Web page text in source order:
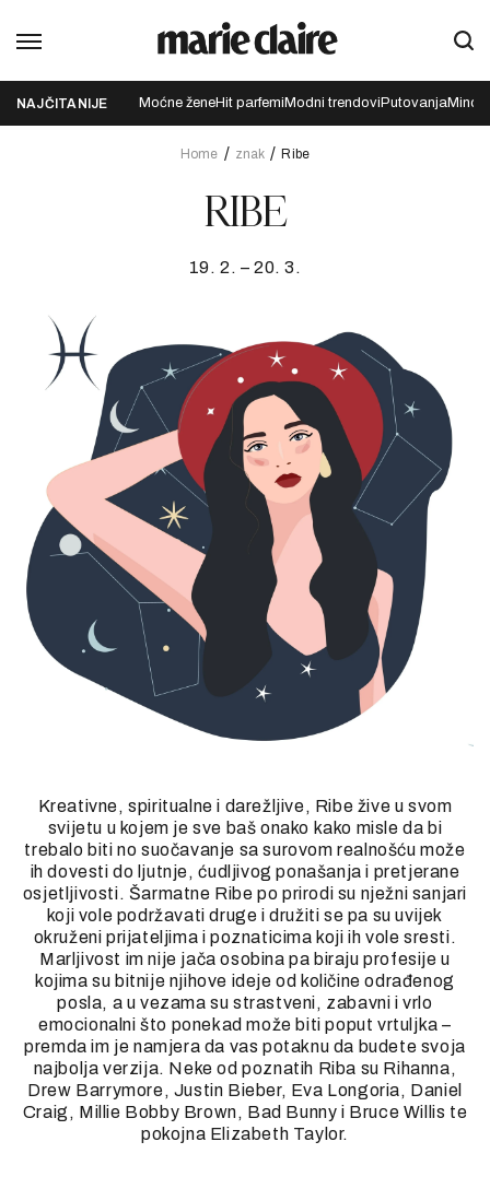
NAJČITANIJE Moćne ženeHit parfemi Modni trendovi Putovanja
Home znak Ribe
RIBE
19. 2. – 20. 3.
Kreativne, spiritualne i darežljive, Ribe žive u svom
svijetu u kojem je sve baš onako kako misle da bi
trebalo biti no suočavanje sa surovom realnošću može
ih dovesti do ljutnje, ćudljivog ponašanja i pretjerane
osjetljivosti. Šarmatne Ribe po prirodi su nježni sanjari
koji vole podržavati druge i družiti se pa su uvijek
okruženi prijateljima i poznaticima koji ih vole sresti.
Marljivost im nije jača osobina pa biraju profesije u
kojima su bitnije njihove ideje od količine odrađenog
posla, a u vezama su strastveni, zabavni i vrlo
emocionalni što ponekad može biti poput vrtuljka –
premda im je namjera da vas potaknu da budete svoja
najbolja verzija. Neke od poznatih Riba su Rihanna,
Drew Barrymore, Justin Bieber, Eva Longoria, Daniel
Craig, Millie Bobby Brown, Bad Bunny i Bruce Willis te
pokojna Elizabeth Taylor.